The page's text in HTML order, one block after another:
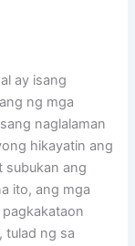
ay isang
ng mga
naglalaman
hikayatin ang
subukan ang
ito, ang mga
tulad ng sa